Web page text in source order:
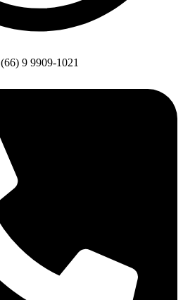
(66) 9 9909-1021